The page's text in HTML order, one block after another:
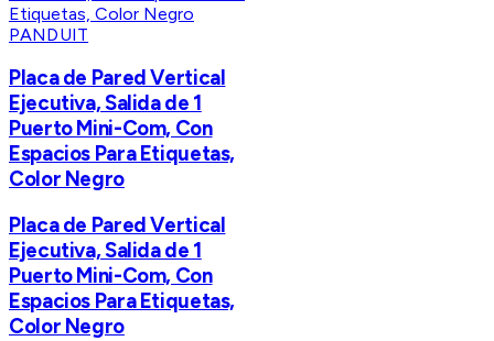
PANDUIT
Placa de Pared Vertical
Ejecutiva, Salida de 1
Puerto Mini-Com, Con
Espacios Para Etiquetas,
Color Negro
Placa de Pared Vertical
Ejecutiva, Salida de 1
Puerto Mini-Com, Con
Espacios Para Etiquetas,
Color Negro